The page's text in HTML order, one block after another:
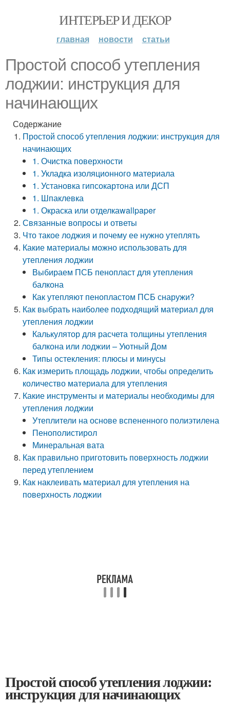
ИНТЕРЬЕР И ДЕКОР
главная новости статьи
Простой способ утепления
лоджии: инструкция для
начинающих
Содержание
Простой способ утепления лоджии: инструкция для
начинающих
1. Очистка поверхности
1. Укладка изоляционного материала
1. Установка гипсокартона или ДСП
1. Шпаклевка
1. Окраска или отделкаwallpaper
Связанные вопросы и ответы
Что такое лоджия и почему ее нужно утеплять
Какие материалы можно использовать для
утепления лоджии
Выбираем ПСБ пенопласт для утепления
балкона
Как утепляют пенопластом ПСБ снаружи?
Как выбрать наиболее подходящий материал для
утепления лоджии
Калькулятор для расчета толщины утепления
балкона или лоджии – Уютный Дом
Типы остекления: плюсы и минусы
Как измерить площадь лоджии, чтобы определить
количество материала для утепления
Какие инструменты и материалы необходимы для
утепления лоджии
Утеплители на основе вспененного полиэтилена
Пенополистирол
Минеральная вата
Как правильно приготовить поверхность лоджии
перед утеплением
Как наклеивать материал для утепления на
поверхность лоджии
Простой способ утепления лоджии:
инструкция для начинающих